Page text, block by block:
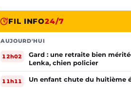
FIL INFO24/7
AUJOURD'HUI
12h02
Gard : une retraite bien
Lenka, chien policier
11h11 Un enfant chute du huitième